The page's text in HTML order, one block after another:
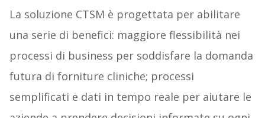
La soluzione CTSM è progettata per abilitare
una serie di benefici: maggiore flessibilità nei
processi di business per soddisfare la domanda
futura di forniture cliniche; processi
semplificati e dati in tempo reale per aiutare le